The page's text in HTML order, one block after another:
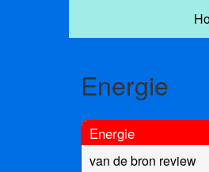
Energie
Energie
van de bron review